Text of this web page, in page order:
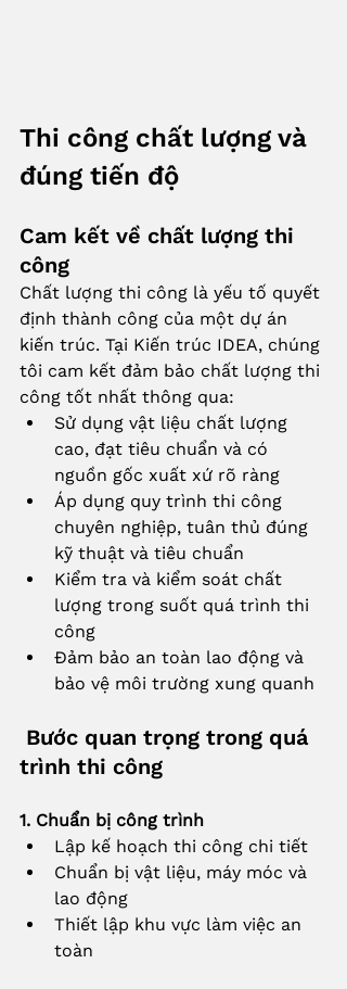
Thi công chất lượng và
đúng tiến độ
Cam kết về chất lượng thi
công
Chất lượng thi công là yếu tố quyết
định thành công của một dự án
kiến trúc. Tại Kiến trúc IDEA, chúng
tôi cam kết đảm bảo chất lượng thi
công tốt nhất thông qua:
Sử dụng vật liệu chất lượng
cao, đạt tiêu chuẩn và có
nguồn gốc xuất xứ rõ ràng
Áp dụng quy trình thi công
chuyên nghiệp, tuân thủ đúng
kỹ thuật và tiêu chuẩn
Kiểm tra và kiểm soát chất
lượng trong suốt quá trình thi
công
Đảm bảo an toàn lao động và
bảo vệ môi trường xung quanh
Bước quan trọng trong quá
trình thi công
1. Chuẩn bị công trình
Lập kế hoạch thi công chi tiết
Chuẩn bị vật liệu, máy móc và
lao động
Thiết lập khu vực làm việc an
toàn